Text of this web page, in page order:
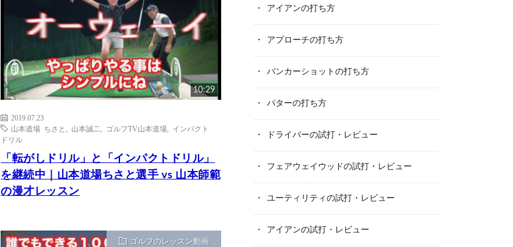
10:29
2019.07.23
山本道場 ちさと
山本誠二 ゴルフTV山本道場
インパクト
ドリル
「転がしドリル」と「インパクトドリル」
を継続中｜山本道場ちさと選手 vs 山本師範
の漫才レッスン
ゴルフのレッスン動画
アイアンの打ち方
アプローチの打ち方
バンカーショットの打ち方
パターの打ち方
ドライバーの試打・レビュー
フェアウェイウッドの試打・レビュー
ユーティリティの試打・レビュー
アイアンの試打・レビュー